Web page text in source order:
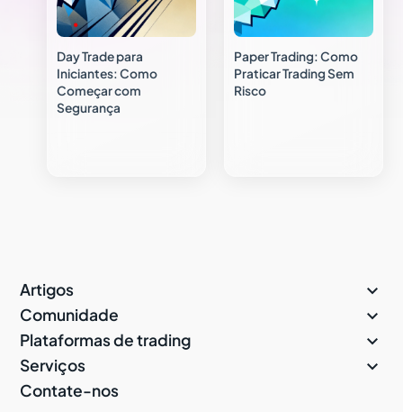
Day Trade para
Iniciantes: Como
Começar com
Segurança
Paper Trading: Como
Praticar Trading Sem
Risco
Artigos 
Comunidade 
Plataformas de trading 
Serviços 
Contate-nos